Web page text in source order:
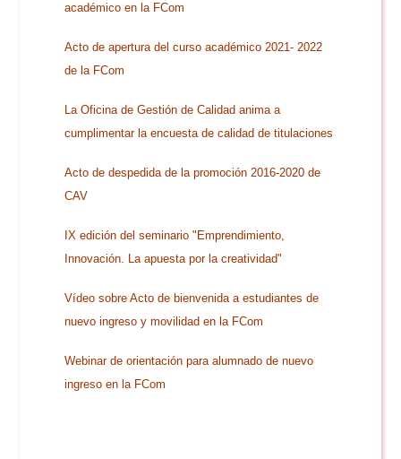
Comunicación Audiovisual
#YoPractico
Boletines
académico en la FCom
Acto de apertura del curso académico 2021- 2022
de la FCom
La Oficina de Gestión de Calidad anima a
cumplimentar la encuesta de calidad de titulaciones
Acto de despedida de la promoción 2016-2020 de
CAV
IX edición del seminario "Emprendimiento,
Innovación. La apuesta por la creatividad"
Vídeo sobre Acto de bienvenida a estudiantes de
nuevo ingreso y movilidad en la FCom
Webinar de orientación para alumnado de nuevo
ingreso en la FCom